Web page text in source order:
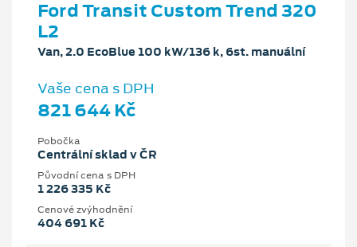
Ford Transit Custom Trend 320
L2
Van, 2.0 EcoBlue 100 kW/136 k, 6st. manuální
Vaše cena s DPH
821 644 Kč
Pobočka
Centrální sklad v ČR
Původní cena s DPH
1 226 335 Kč
Cenové zvýhodnění
404 691 Kč